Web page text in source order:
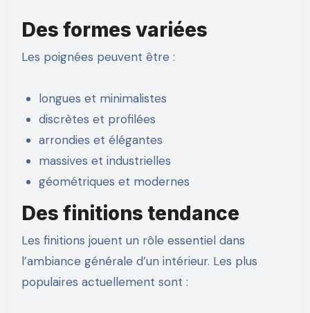
Des formes variées
Les poignées peuvent être :
longues et minimalistes
discrètes et profilées
arrondies et élégantes
massives et industrielles
géométriques et modernes
Des finitions tendance
Les finitions jouent un rôle essentiel dans
l’ambiance générale d’un intérieur. Les plus
populaires actuellement sont :